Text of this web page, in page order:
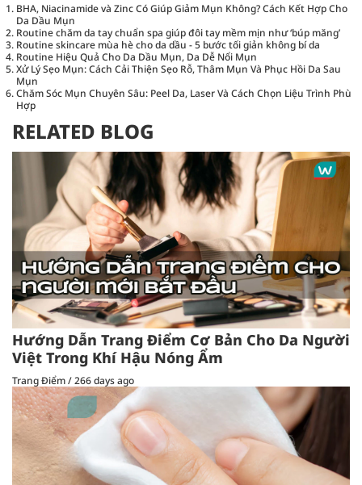
BHA, Niacinamide và Zinc Có Giúp Giảm Mụn Không? Cách Kết Hợp Cho
Da Dầu Mụn
Routine chăm da tay chuẩn spa giúp đôi tay mềm mịn như ‘búp măng’
Routine skincare mùa hè cho da dầu - 5 bước tối giản không bí da
Routine Hiệu Quả Cho Da Dầu Mụn, Da Dễ Nổi Mụn
Xử Lý Sẹo Mụn: Cách Cải Thiện Sẹo Rỗ, Thâm Mụn Và Phục Hồi Da Sau
Mụn
Chăm Sóc Mụn Chuyên Sâu: Peel Da, Laser Và Cách Chọn Liệu Trình Phù
Hợp
RELATED BLOG
Hướng Dẫn Trang Điểm Cơ Bản Cho Da Người
Việt Trong Khí Hậu Nóng Ẩm
Trang Điểm/266 days ago